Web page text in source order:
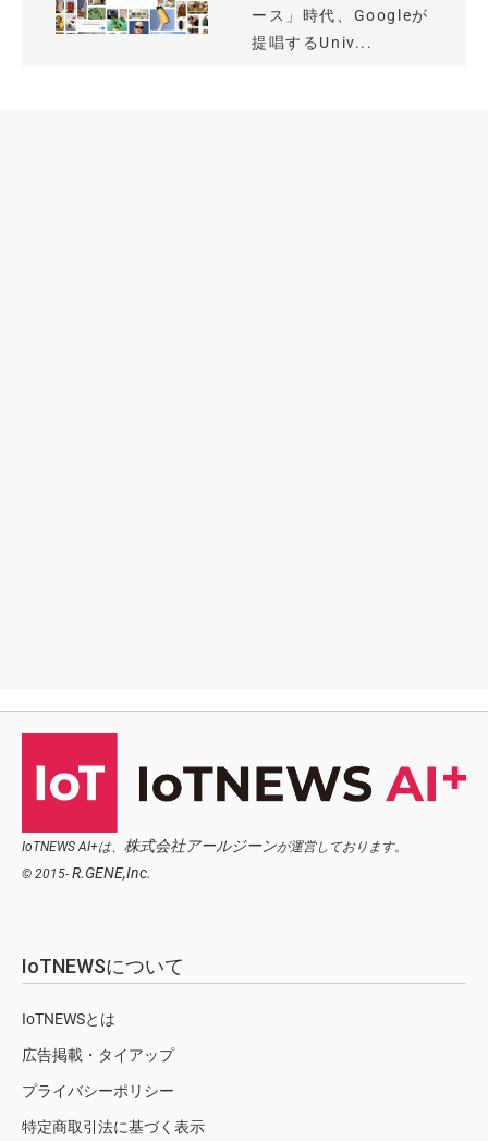
ース」時代、Googleが
提唱するUniv...
IoTNEWS AI+は、 株式会社アールジーンが運営しております。
© 2015- R.GENE,Inc.
IoTNEWSについて
IoTNEWSとは
広告掲載・タイアップ
プライバシーポリシー
特定商取引法に基づく表示